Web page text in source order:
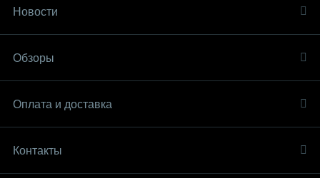
Новости
Обзоры
Оплата и доставка
Контакты